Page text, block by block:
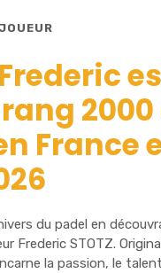
France
du padel en
Frederic STOTZ.
la passion, le